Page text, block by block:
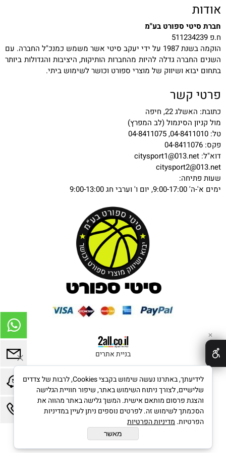
אודות
חברת סיטי ספורט בע"מ
ח.פ 511234239
הוקמה בשנת 1987 על ידי יעקב סיטי אשר משמש כמנכ"ל החברה. עם
השנים החברה גדלה להיות מהחברות הותיקות, היציבות והגדולות ביותר
בתחום יבוא ושיווק של מוצרי ספורט וכושר לשימוש ביתי.
פרטי קשר
כתובת: האשלג 22, חיפה
מול קניון הסינמול (לב המפרץ)
טל: 04-8411010, 04-8411075
פקס: 04-8411076
דוא"ל: citysport1@013.net
citysport2@013.net
שעות פתיחה:
ימים א'-ה' 9:00-17:00, יום ו' וערבי חג 9:00-13:00
בניית אתרים
✕
לידיעתך, באתרנו נעשה שימוש בקבצי Cookies, לרבות של צדדים
שלישיים, לצורך ניתוח השימוש באתר, שיפור חוויית הגלישה
והצגת פרסום מותאם אישית. המשך גלישה באתר מהווה את
הסכמתך לשימוש זה. לפרטים נוספים ניתן לעיין במדיניות
הפרטיות. מדיניות הפרטיות
מאשר